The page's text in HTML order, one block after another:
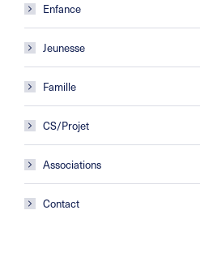
Enfance
Jeunesse
Famille
CS/Projet
Associations
Contact